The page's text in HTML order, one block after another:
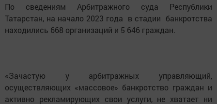
По сведениям Арбитражного суда Республики
Татарстан, на начало 2023 года в стадии банкротства
находились 668 организаций и 5 646 граждан.
«Зачастую у арбитражных управляющий,
осуществляющих «массовое» банкротство граждан и
активно рекламирующих свои услуги, не хватает ни